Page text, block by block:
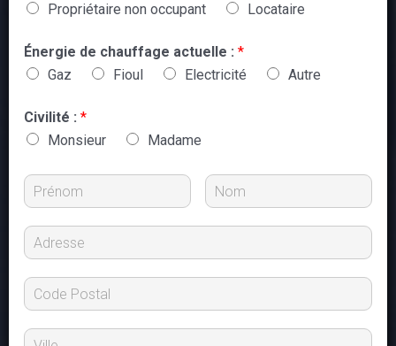
Propriétaire non occupant
Locataire
Énergie de chauffage actuelle : *
Gaz
Fioul Electricité Autre
Civilité : *
Monsieur
Madame